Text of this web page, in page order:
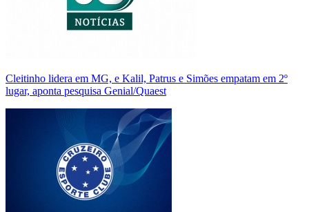
Cleitinho lidera em MG, e Kalil, Patrus e Simões empatam em 2º
lugar, aponta pesquisa Genial/Quaest